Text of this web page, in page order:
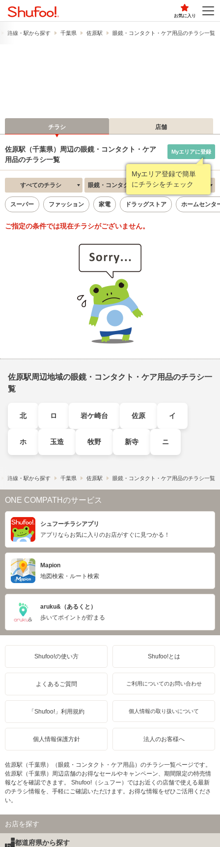
お気に入り
路線・駅から探す 千葉県 佐原駅 眼鏡・コンタクト・ケア用品のチラシ一覧
チラシ 店舗
佐原駅（千葉県）周辺の眼鏡・コンタクト・ケア
用品のチラシ一覧
Myエリア登録で簡単
にチラシをチェック
Myエリアに登録
すべてのチラシ 眼鏡・コンタクト・ケア用品 新着順
スーパー ファッション 家電 ドラッグストア ホームセンタ
ご指定の条件では現在チラシがございません。
佐原駅周辺地域の眼鏡・コンタクト・ケア用品のチラシ一
覧
北 ロ 岩ケ崎台 佐原 イ
ホ 玉造 牧野 新寺 ニ
路線・駅から探す 千葉県 佐原駅 眼鏡・コンタクト・ケア用品のチラシ一覧
ONE COMPATHのサービス
シュフーチラシアプリ
アプリならお気に入りのお店がすぐに見つかる！
Mapion
地図検索・ルート検索
aruku&（あるくと）
歩いてポイントが貯まる
Shufoo!の使い方 Shufoo!とは
よくあるご質問 ご利用についてのお問い合わせ
「Shufoo!」利用規約 個人情報の取り扱いについて
個人情報保護方針 法人のお客様へ
佐原駅（千葉県）（眼鏡・コンタクト・ケア用品）のチラシ一覧ページです。
佐原駅（千葉県）周辺店舗のお得なセールやキャンペーン、期間限定の特売情
報などを確認できます。 Shufoo!（シュフー）ではお近くの店舗で使える最新
のチラシ情報を、手軽にご確認いただけます。お得な情報をぜひご活用くださ
い。
お店を探す
都道府県から探す